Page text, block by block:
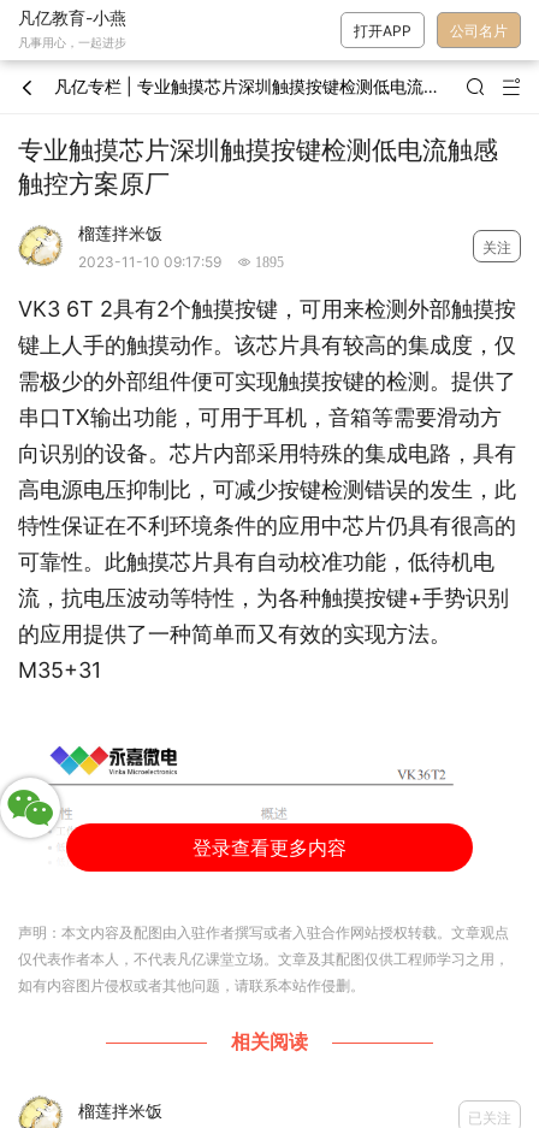
凡亿教育-小燕
凡事用心，一起进步
打开APP 公司名片
 凡亿专栏 | 专业触摸芯片深圳触摸按键检测低电流触感触控方案原厂  
专业触摸芯片深圳触摸按键检测低电流触感
触控方案原厂
榴莲拌米饭
2023-11-10 09:17:59  1895
关注
VK3 6T 2具有2个触摸按键，可用来检测外部触摸按
键上人手的触摸动作。该芯片具有较高的集成度，仅
需极少的外部组件便可实现触摸按键的检测。提供了
串口TX输出功能，可用于耳机，音箱等需要滑动方
向识别的设备。芯片内部采用特殊的集成电路，具有
高电源电压抑制比，可减少按键检测错误的发生，此
特性保证在不利环境条件的应用中芯片仍具有很高的
可靠性。此触摸芯片具有自动校准功能，低待机电
流，抗电压波动等特性，为各种触摸按键+手势识别
的应用提供了一种简单而又有效的实现方法。
M35+31
登录查看更多内容
声明：本文内容及配图由入驻作者撰写或者入驻合作网站授权转载。文章观点
仅代表作者本人，不代表凡亿课堂立场。文章及其配图仅供工程师学习之用，
如有内容图片侵权或者其他问题，请联系本站作侵删。
相关阅读
榴莲拌米饭 已关注